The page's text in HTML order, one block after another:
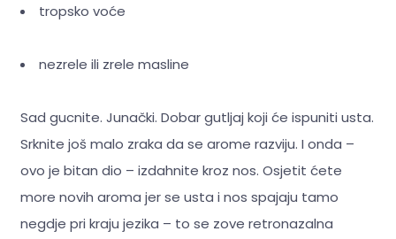
tropsko voće
nezrele ili zrele masline
Sad gucnite. Junački. Dobar gutljaj koji će ispuniti usta.
Srknite još malo zraka da se arome razviju. I onda –
ovo je bitan dio – izdahnite kroz nos. Osjetit ćete
more novih aroma jer se usta i nos spajaju tamo
negdje pri kraju jezika – to se zove retronazalna